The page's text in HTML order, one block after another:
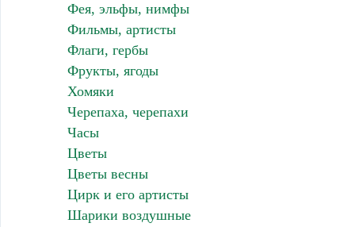
Фея, эльфы, нимфы
Фильмы, артисты
Флаги, гербы
Фрукты, ягоды
Хомяки
Черепаха, черепахи
Часы
Цветы
Цветы весны
Цирк и его артисты
Шарики воздушные